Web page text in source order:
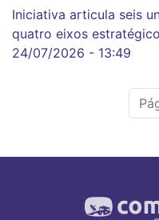
Iniciativa articula seis
quatro eixos
24/07/2026 - 13:49